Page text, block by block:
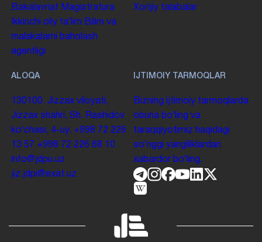
Bakalavriat Magistratura
Ikkinchi oliy taʼlim Bilim va
malakalarni baholash
agentligi
Xorijiy talabalar
ALOQA
130100. Jizzax viloyati,
Jizzax shahri, Sh. Rashidov
koʻchasi, 4-uy. +998 72 226
13 57 +998 72 226 68 10
info@jdpu.uz
jiz.jdpi@exat.uz
IJTIMOIY TARMOQLAR
Bizning ijtimoiy tarmoqlarda
obuna boʻling va
taraqqiyotimiz haqidagi
soʻnggi yangiliklardan
xabardor boʻling.